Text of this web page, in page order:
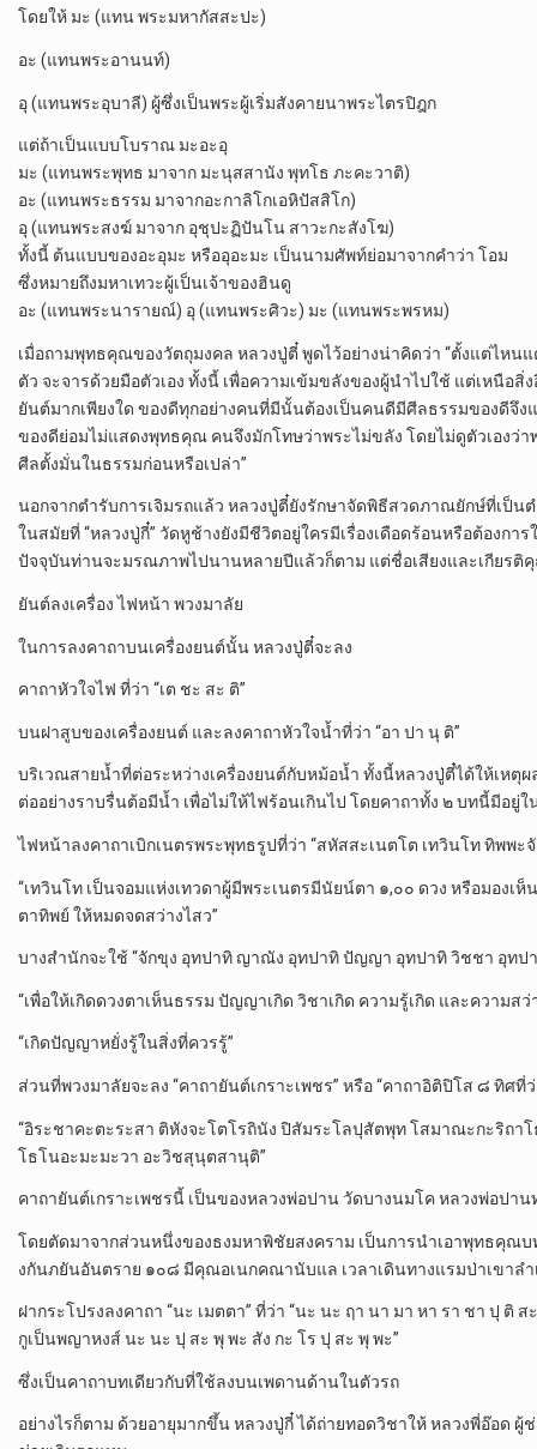
โดยให้ มะ (แทน พระมหากัสสะปะ)
อะ (แทนพระอานนท์)
อุ (แทนพระอุบาลี) ผู้ซึ่งเป็นพระผู้เริ่มสังคายนาพระไตรปิฎก
แต่ถ้าเป็นแบบโบราณ มะอะอุ
มะ (แทนพระพุทธ มาจาก มะนุสสานัง พุทโธ ภะคะวาติ)
อะ (แทนพระธรรม มาจากอะกาลิโกเอหิปัสสิโก)
อุ (แทนพระสงฆ์ มาจาก อุชุปะฏิปันโน สาวะกะสังโฆ)
ทั้งนี้ ต้นแบบของอะอุมะ หรืออุอะมะ เป็นนามศัพท์ย่อมาจากคำว่า โอม
ซึ่งหมายถึงมหาเทวะผู้เป็นเจ้าของฮินดู
อะ (แทนพระนารายณ์) อุ (แทนพระศิวะ) มะ (แทนพระพรหม)
เมื่อถามพุทธคุณของวัตถุมงคล หลวงปู่ตี๋ พูดไว้อย่างน่าคิดว่า “ตั้งแต่ไหน
ตัว จะจารด้วยมือตัวเอง ทั้งนี้ เพื่อความเข้มขลังของผู้นำไปใช้ แต่เหนือสิ่
ยันต์มากเพียงใด ของดีทุกอย่างคนที่มีนั้นต้องเป็นคนดีมีศีลธรรมของดีจึ
ของดีย่อมไม่แสดงพุทธคุณ คนจึงมักโทษว่าพระไม่ขลัง โดยไม่ดูตัวเองว่า
ศีลตั้งมั่นในธรรมก่อนหรือเปล่า”
นอกจากตำรับการเจิมรถแล้ว หลวงปู่ตี๋ยังรักษาจัดพิธีสวดภาณยักษ์ที่เป็น
ในสมัยที่ “หลวงปู่กี๋” วัดหูช้างยังมีชีวิตอยู่ใครมีเรื่องเดือดร้อนหรือต้องก
ปัจจุบันท่านจะมรณภาพไปนานหลายปีแล้วก็ตาม แต่ชื่อเสียงและเกียรติ
ยันต์ลงเครื่อง ไฟหน้า พวงมาลัย
ในการลงคาถาบนเครื่องยนต์นั้น หลวงปู่ตี๋จะลง
คาถาหัวใจไฟ ที่ว่า “เต ชะ สะ ติ”
บนฝาสูบของเครื่องยนต์ และลงคาถาหัวใจน้ำที่ว่า “อา ปา นุ ติ”
บริเวณสายน้ำที่ต่อระหว่างเครื่องยนต์กับหม้อน้ำ ทั้งนี้หลวงปู่ตี๋ได้ให้เหตุ
ต่ออย่างราบรื่นต้อมีน้ำ เพื่อไม่ให้ไฟร้อนเกินไป โดยคาถาทั้ง ๒ บทนี้มีอยู่
ไฟหน้าลงคาถาเบิกเนตรพระพุทธรูปที่ว่า “สหัสสะเนตโต เทวินโท ทิพพะ
“เทวินโท เป็นจอมแห่งเทวดาผู้มีพระเนตรมีนัยน์ตา ๑,๐๐ ดวง หรือมองเ
ตาทิพย์ ให้หมดจดสว่างไสว”
บางสำนักจะใช้ “จักขุง อุทปาทิ ญาณัง อุทปาทิ ปัญญา อุทปาทิ วิชชา อุทปา
“เพื่อให้เกิดดวงตาเห็นธรรม ปัญญาเกิด วิชาเกิด ความรู้เกิด และความสว่
“เกิดปัญญาหยั่งรู้ในสิ่งที่ควรรู้”
ส่วนที่พวงมาลัยจะลง “คาถายันต์เกราะเพชร” หรือ “คาถาอิติปิโส ๘ ทิศที่
“อิระชาคะตะระสา ติหังจะโตโรถินัง ปิสัมระโลปุสัตพุท โสมาณะกะริถา
โธโนอะมะมะวา อะวิชสุนุตสานุติ”
คาถายันต์เกราะเพชรนี้ เป็นของหลวงพ่อปาน วัดบางนมโค หลวงพ่อปา
โดยตัดมาจากส่วนหนึ่งของธงมหาพิชัยสงคราม เป็นการนำเอาพุทธคุณ
งกันภยันอันตราย ๑๐๘ มีคุณอเนกคณานับแล เวลาเดินทางแรมป่าเขาลำ
ฝากระโปรงลงคาถา “นะ เมตตา” ที่ว่า “นะ นะ ฤา นา มา หา รา ชา ปุ ติ
กูเป็นพญาหงส์ นะ นะ ปุ สะ พุ พะ สัง กะ โร ปุ สะ พุ พะ”
ซึ่งเป็นคาถาบทเดียวกับที่ใช้ลงบนเพดานด้านในตัวรถ
อย่างไรก็ตาม ด้วยอายุมากขึ้น หลวงปู่กี๋ ได้ถ่ายทอดวิชาให้ หลวงพี่อ๊อด ผู้